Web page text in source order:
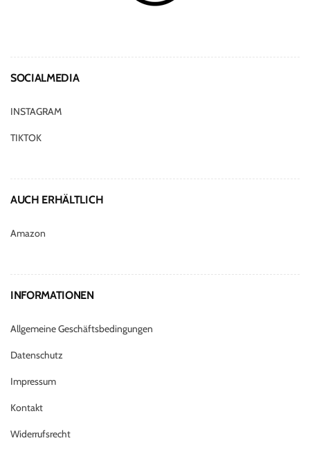
SOCIALMEDIA
INSTAGRAM
TIKTOK
AUCH ERHÄLTLICH
Amazon
INFORMATIONEN
Allgemeine Geschäftsbedingungen
Datenschutz
Impressum
Kontakt
Widerrufsrecht